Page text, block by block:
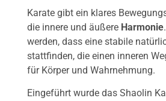
Karate gibt ein klares
die innere und äußere Harmonie
werden, dass eine stabile
stattfinden, die einen inneren
für Körper und Wahrnehmung.
Eingeführt wurde das Shaolin